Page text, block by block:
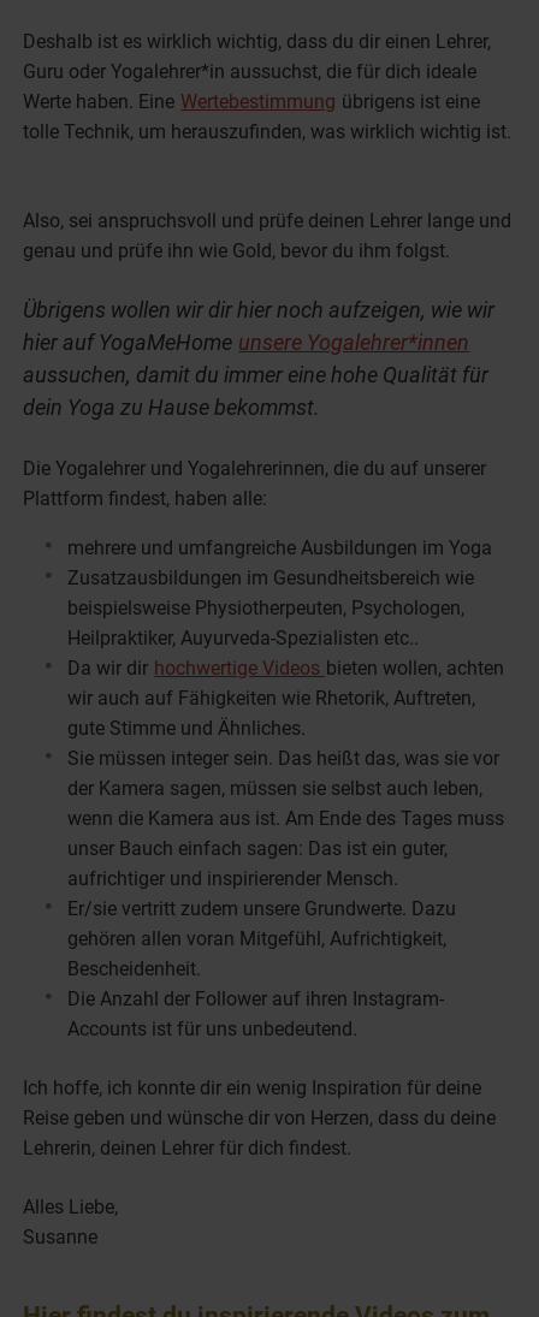
Deshalb ist es wirklich wichtig, dass du dir einen Lehrer,
Guru oder Yogalehrer*in aussuchst, die für dich ideale
Werte haben. Eine Wertebestimmung übrigens ist eine
tolle Technik, um herauszufinden, was wirklich wichtig ist.
Also, sei anspruchsvoll und prüfe deinen Lehrer lange und
genau und prüfe ihn wie Gold, bevor du ihm folgst.
Übrigens wollen wir dir hier noch aufzeigen, wie wir
hier auf YogaMeHome unsere Yogalehrer*innen
aussuchen, damit du immer eine hohe Qualität für
dein Yoga zu Hause bekommst.
Die Yogalehrer und Yogalehrerinnen, die du auf unserer
Plattform findest, haben alle:
mehrere und umfangreiche Ausbildungen im Yoga
Zusatzausbildungen im Gesundheitsbereich wie
beispielsweise Physiotherpeuten, Psychologen,
Heilpraktiker, Auyurveda-Spezialisten etc..
Da wir dir hochwertige Videos bieten wollen, achten
wir auch auf Fähigkeiten wie Rhetorik, Auftreten,
gute Stimme und Ähnliches.
Sie müssen integer sein. Das heißt das, was sie vor
der Kamera sagen, müssen sie selbst auch leben,
wenn die Kamera aus ist. Am Ende des Tages muss
unser Bauch einfach sagen: Das ist ein guter,
aufrichtiger und inspirierender Mensch.
Er/sie vertritt zudem unsere Grundwerte. Dazu
gehören allen voran Mitgefühl, Aufrichtigkeit,
Bescheidenheit.
Die Anzahl der Follower auf ihren Instagram-
Accounts ist für uns unbedeutend.
Ich hoffe, ich konnte dir ein wenig Inspiration für deine
Reise geben und wünsche dir von Herzen, dass du deine
Lehrerin, deinen Lehrer für dich findest.
Alles Liebe,
Susanne